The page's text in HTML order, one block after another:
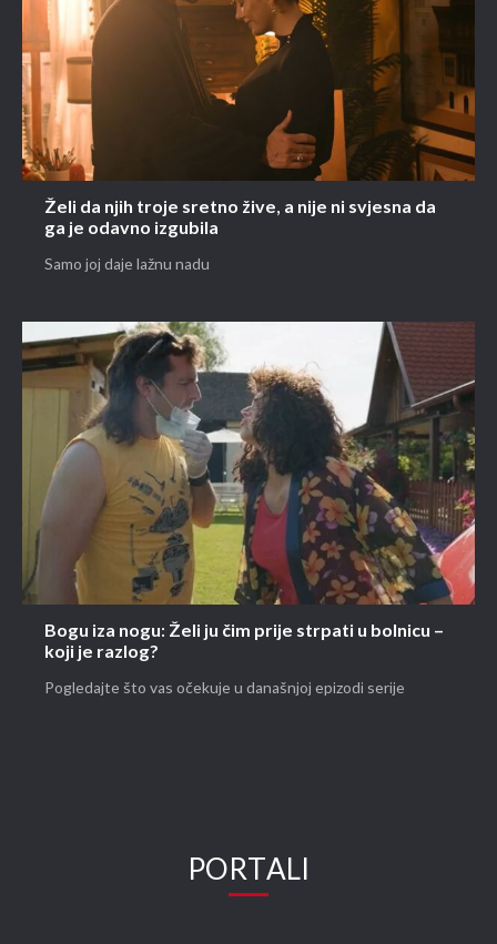
Želi da njih troje sretno žive, a nije ni svjesna da
ga je odavno izgubila
Samo joj daje lažnu nadu
Bogu iza nogu: Želi ju čim prije strpati u bolnicu –
koji je razlog?
Pogledajte što vas očekuje u današnjoj epizodi serije
PORTALI